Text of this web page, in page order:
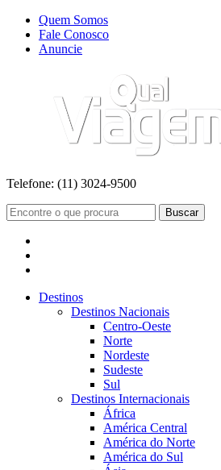
Quem Somos
Fale Conosco
Anuncie
Telefone: (11) 3024-9500
Buscar
Destinos
Destinos Nacionais
Centro-Oeste
Norte
Nordeste
Sudeste
Sul
Destinos Internacionais
África
América Central
América do Norte
América do Sul